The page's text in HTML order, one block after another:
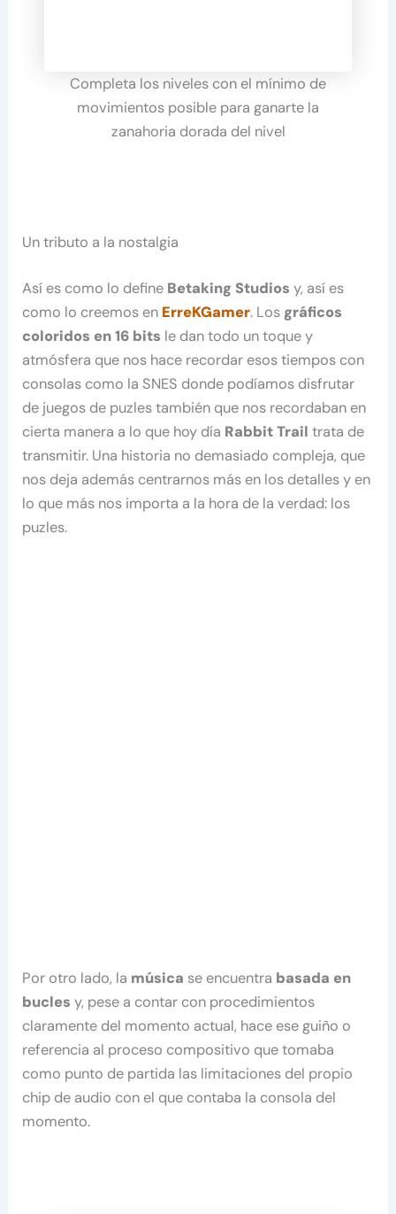
Completa los niveles con el mínimo de
movimientos posible para ganarte la
zanahoria dorada del nivel
Un tributo a la nostalgia
Así es como lo define Betaking Studios y, así es
como lo creemos en ErreKGamer. Los gráficos
coloridos en 16 bits le dan todo un toque y
atmósfera que nos hace recordar esos tiempos con
consolas como la SNES donde podíamos disfrutar
de juegos de puzles también que nos recordaban en
cierta manera a lo que hoy día Rabbit Trailtrata de
transmitir. Una historia no demasiado compleja, que
nos deja además centrarnos más en los detalles y en
lo que más nos importa a la hora de la verdad: los
puzles.
Por otro lado, la música se encuentra basada en
bucles y, pese a contar con procedimientos
claramente del momento actual, hace ese guiño o
referencia al proceso compositivo que tomaba
como punto de partida las limitaciones del propio
chip de audio con el que contaba la consola del
momento.